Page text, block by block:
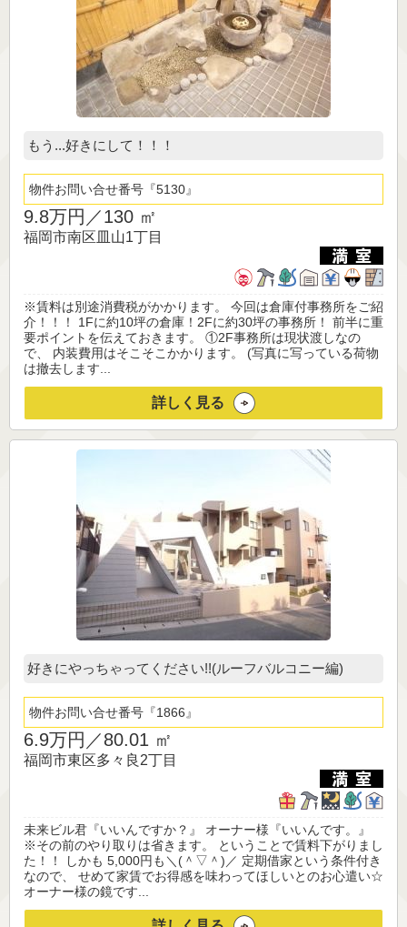
もう...好きにして！！！
物件お問い合せ番号 5130
9.8万円／130 ㎡
福岡市南区皿山1丁目
※賃料は別途消費税がかかります。 今回は倉庫付事務所をご紹
介！！！ 1Fに約10坪の倉庫！2Fに約30坪の事務所！ 前半に重
要ポイントを伝えておきます。 ①2F事務所は現状渡しなの
で、 内装費用はそこそこかかります。 (写真に写っている荷物
は撤去します...
詳しく見る
好きにやっちゃってください!!(ルーフバルコニー編)
物件お問い合せ番号 1866
6.9万円／80.01 ㎡
福岡市東区多々良2丁目
未来ビル君『いいんですか？』 オーナー様『いいんです。』
※その前のやり取りは省きます。 ということで賃料下がりまし
た！！ しかも 5,000円も＼(＾▽＾)／ 定期借家という条件付き
なので、 せめて家賃でお得感を味わってほしいとのお心遣い☆
オーナー様の鏡です...